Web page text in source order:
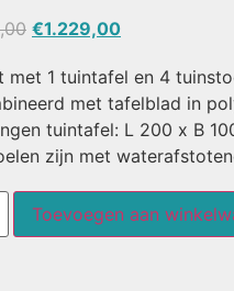
€1.229,00
met 1 tuintafel en 4
met tafelblad in
tuintafel: L 200 x B
zijn met
Toevoegen aan